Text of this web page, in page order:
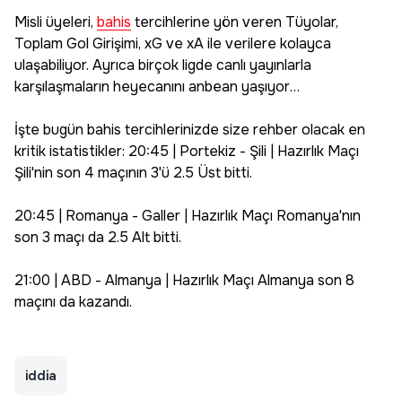
Misli üyeleri, bahis tercihlerine yön veren Tüyolar,
Toplam Gol Girişimi, xG ve xA ile verilere kolayca
ulaşabiliyor. Ayrıca birçok ligde canlı yayınlarla
karşılaşmaların heyecanını anbean yaşıyor…
İşte bugün bahis tercihlerinizde size rehber olacak en
kritik istatistikler: 20:45 | Portekiz - Şili | Hazırlık Maçı
Şili'nin son 4 maçının 3'ü 2.5 Üst bitti.
20:45 | Romanya - Galler | Hazırlık Maçı Romanya'nın
son 3 maçı da 2.5 Alt bitti.
21:00 | ABD - Almanya | Hazırlık Maçı Almanya son 8
maçını da kazandı.
iddia